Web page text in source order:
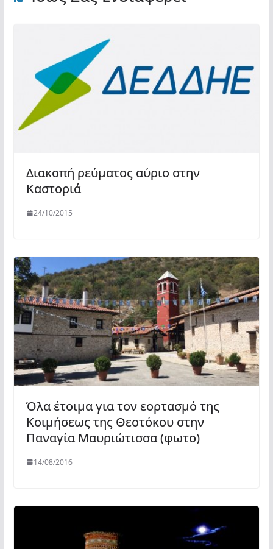
Διακοπή ρεύματος αύριο στην
Καστοριά
24/10/2015
Όλα έτοιμα για τον εορτασμό της
Κοιμήσεως της Θεοτόκου στην
Παναγία Μαυριώτισσα (φωτο)
14/08/2016